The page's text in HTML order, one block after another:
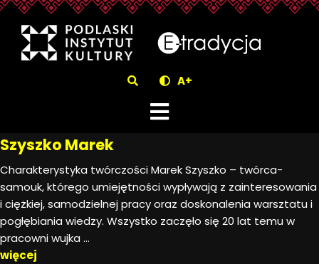
eTradycjaSzyszko Marek -
Szukaj A+
Szyszko Marek
Charakterystyka twórczości Marek Szyszko – twórca-
samouk, którego umiejętności wypływają z zainteresowania
i ciężkiej, samodzielnej pracy oraz doskonalenia warsztatu i
pogłębiania wiedzy. Wszystko zaczęło się 20 lat temu w
pracowni wujka ...
więcej